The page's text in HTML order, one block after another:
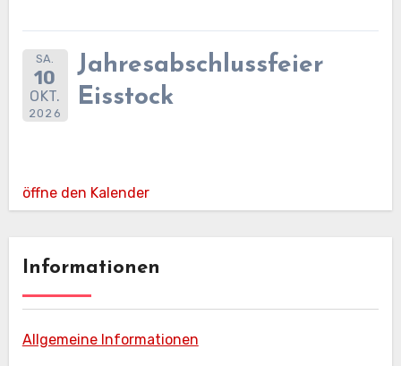
SA.
10
OKT.
2026
Jahresabschlussfeier
Eisstock
öffne den Kalender
Informationen
Allgemeine Informationen